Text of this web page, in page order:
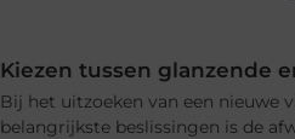
Kiezen tussen glanzende
Bij het uitzoeken van een nieuwe
belangrijkste beslissingen is de